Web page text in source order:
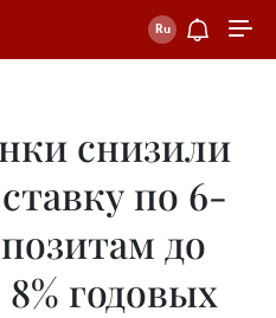
снизили
по 6-
до
годовых